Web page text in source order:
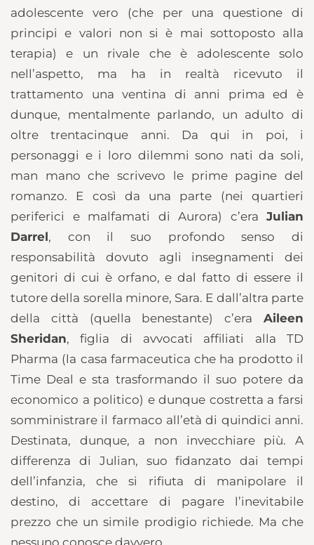
adolescente vero (che per una questione di
principi e valori non si è mai sottoposto alla
terapia) e un rivale che è adolescente solo
nell’aspetto, ma ha in realtà ricevuto il
trattamento una ventina di anni prima ed è
dunque, mentalmente parlando, un adulto di
oltre trentacinque anni. Da qui in poi, i
personaggi e i loro dilemmi sono nati da soli,
man mano che scrivevo le prime pagine del
romanzo. E così da una parte (nei quartieri
periferici e malfamati di Aurora) c’era Julian
Darrel, con il suo profondo senso di
responsabilità dovuto agli insegnamenti dei
genitori di cui è orfano, e dal fatto di essere il
tutore della sorella minore, Sara. E dall’altra parte
della città (quella benestante) c’era Aileen
Sheridan, figlia di avvocati affiliati alla TD
Pharma (la casa farmaceutica che ha prodotto il
Time Deal e sta trasformando il suo potere da
economico a politico) e dunque costretta a farsi
somministrare il farmaco all’età di quindici anni.
Destinata, dunque, a non invecchiare più. A
differenza di Julian, suo fidanzato dai tempi
dell’infanzia, che si rifiuta di manipolare il
destino, di accettare di pagare l’inevitabile
prezzo che un simile prodigio richiede. Ma che
nessuno conosce davvero.